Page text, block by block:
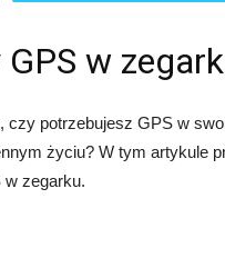
w
czy potrzebujesz GPS w
życiu? W tym artykule
w zegarku.